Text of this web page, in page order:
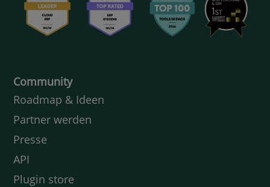
Community
Roadmap & Ideen
Partner werden
Presse
API
Plugin store